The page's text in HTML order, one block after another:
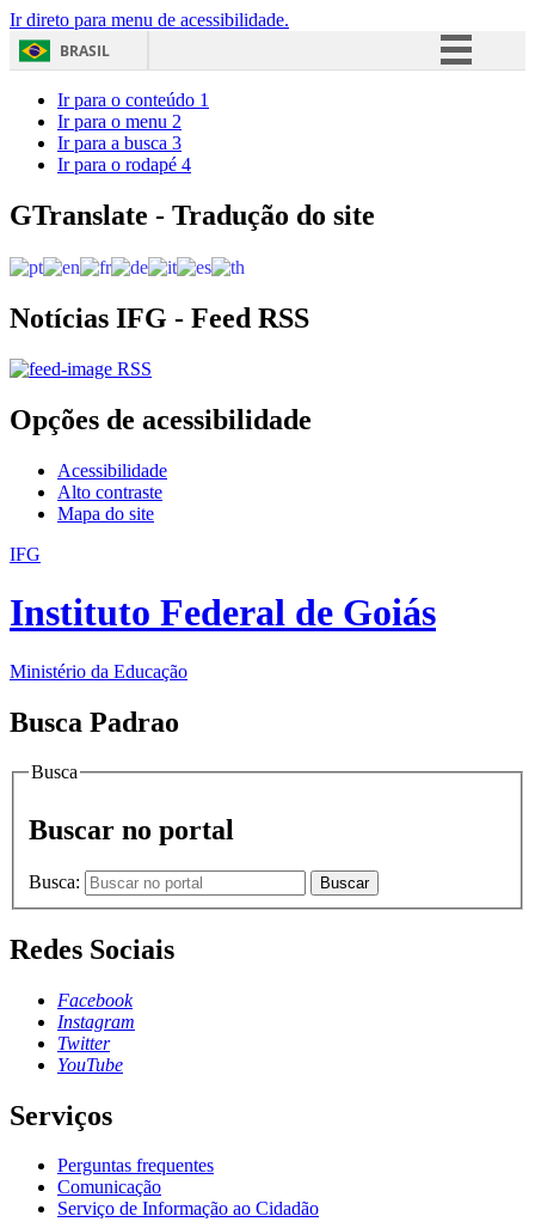
Ir direto para menu de acessibilidade.
BRASIL
Acesso à informação
Ir para o conteúdo 1
Ir para o menu 2
Ir para a busca 3
Ir para o rodapé 4
GTranslate - Tradução do site
Notícias IFG - Feed RSS
RSS
Opções de acessibilidade
Acessibilidade
Alto contraste
Mapa do site
IFG
Instituto Federal de Goiás
Ministério da Educação
Busca Padrao
Busca
Buscar no portal
Busca: Buscar
Redes Sociais
Facebook
Instagram
Twitter
YouTube
Serviços
Perguntas frequentes
Comunicação
Serviço de Informação ao Cidadão